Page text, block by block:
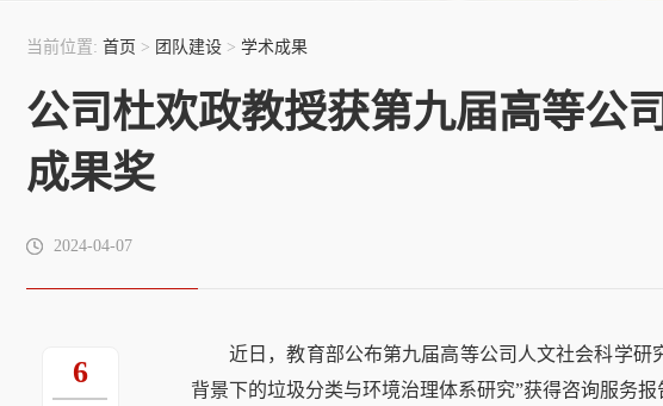
当前位置: 首页 > 团队建设 > 学术成果
公司杜欢政教授获第九届高等公
成果奖
2024-04-07
6
近日，教育部公布第九届高等公司人文社会科学
背景下的垃圾分类与环境治理体系研究”获得咨询服务报